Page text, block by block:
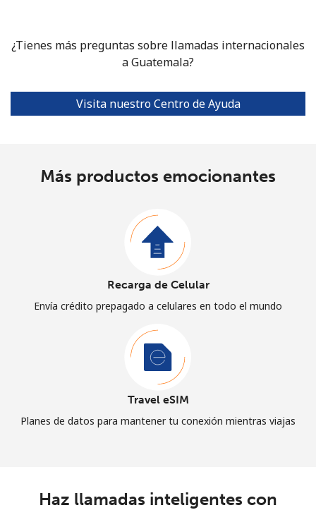
¿Tienes más preguntas sobre llamadas internacionales
a Guatemala?
Visita nuestro Centro de Ayuda
Más productos emocionantes
Recarga de Celular
Envía crédito prepagado a celulares en todo el mundo
Travel eSIM
Planes de datos para mantener tu conexión mientras viajas
Haz llamadas inteligentes con